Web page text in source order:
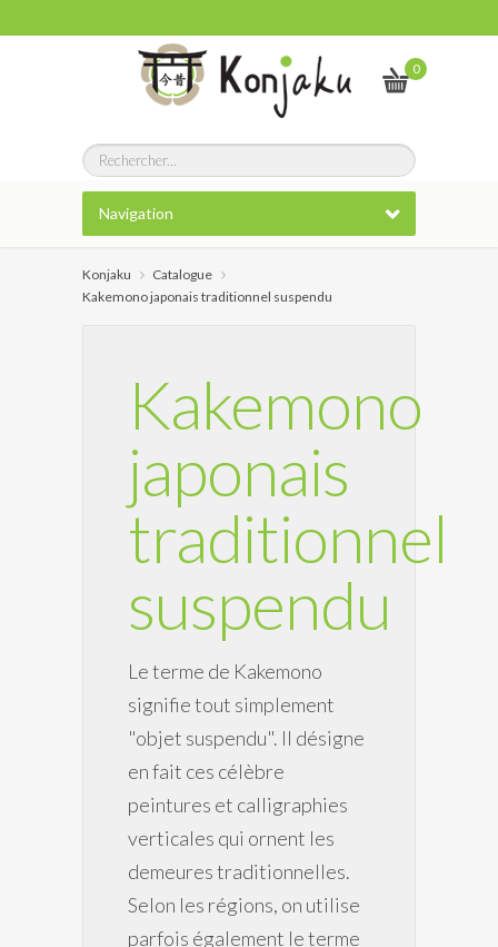
0
Navigation
Konjaku
Catalogue
Kakemono japonais traditionnel suspendu
Kakemono
japonais
traditionnel
suspendu
Le terme de Kakemono
signifie tout simplement
"objet suspendu". Il désigne
en fait ces célèbre
peintures et calligraphies
verticales qui ornent les
demeures traditionnelles.
Selon les régions, on utilise
parfois également le terme